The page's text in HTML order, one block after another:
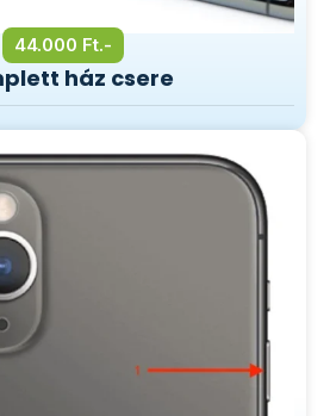
44.000 Ft.-
ház csere